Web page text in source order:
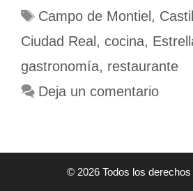
Etiquetas
Campo de Montiel ,
Ciudad Real , cocina,
gastronomía, restaurante
Deja un comentario
© 2026 Todos los